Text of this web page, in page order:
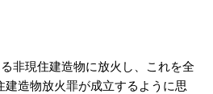
非現住建造物に放火し、これを全
造物放火罪が成立するように思